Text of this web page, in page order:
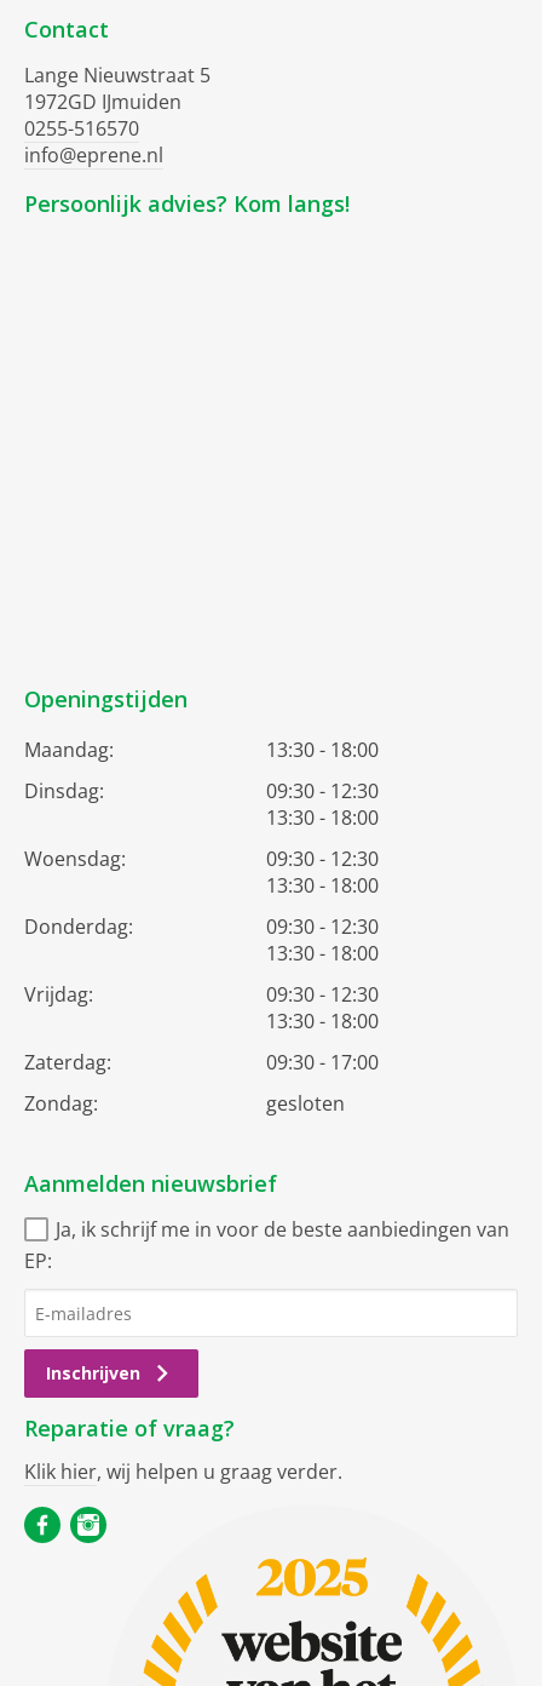
Contact
Lange Nieuwstraat 5
1972GD IJmuiden
0255-516570
info@eprene.nl
Persoonlijk advies? Kom langs!
Openingstijden
Maandag:
13:30 - 18:00
Dinsdag:
09:30 - 12:30
13:30 - 18:00
Woensdag:
09:30 - 12:30
13:30 - 18:00
Donderdag:
09:30 - 12:30
13:30 - 18:00
Vrijdag:
09:30 - 12:30
13:30 - 18:00
Zaterdag:
09:30 - 17:00
Zondag:
gesloten
Aanmelden nieuwsbrief
Ja, ik schrijf me in voor de beste aanbiedingen van
EP:
Inschrijven
Reparatie of vraag?
Klik hier, wij helpen u graag verder.